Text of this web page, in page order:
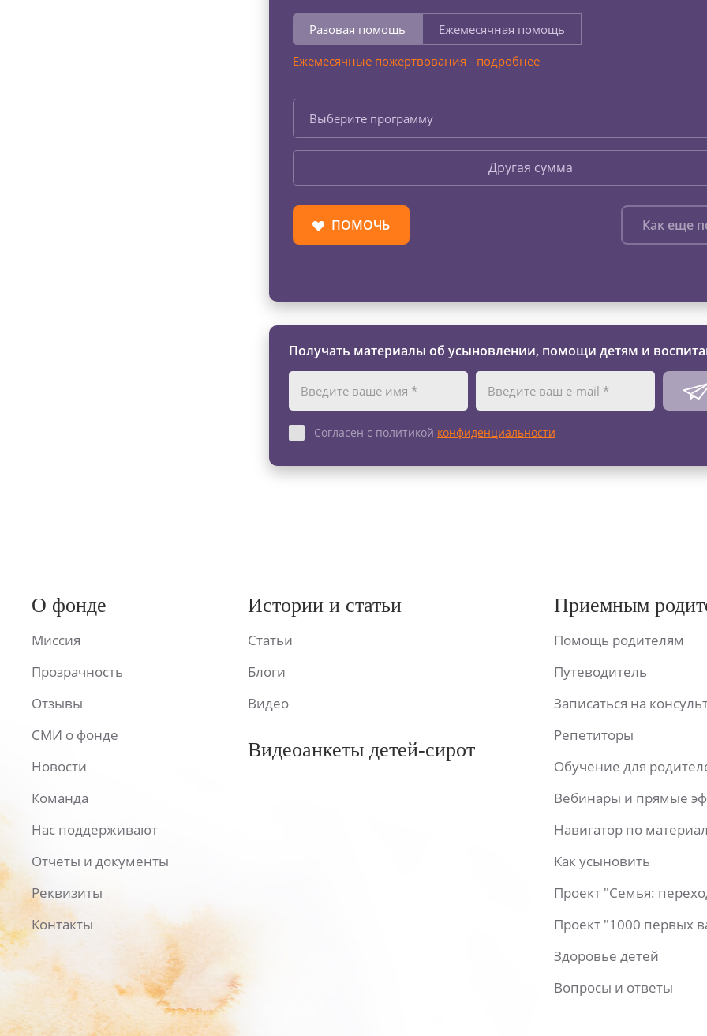
Разовая помощь
Ежемесячная помощь
Ежемесячные пожертвования - подробнее
Выберите программу
Другая сумма
ПОМОЧЬ Как еще
Получать материалы об усыновлении, помощи детям и
Согласен с политикой конфиденциальности
О фонде
Миссия
Прозрачность
Отзывы
СМИ о фонде
Новости
Команда
Нас поддерживают
Отчеты и документы
Реквизиты
Контакты
Истории и статьи
Статьи
Блоги
Видео
Видеоанкеты детей-сирот
Приемным
Помощь родителям
Путеводитель
Записаться на
Репетиторы
Обучение для
Вебинары и прямые
Навигатор по
Как усыновить
Проект "Семья:
Проект "1000 первых
Здоровье детей
Вопросы и ответы